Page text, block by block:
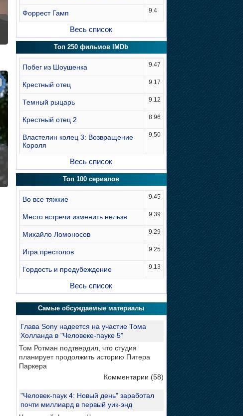
Форрест Гамп 9.4
Весь список
Топ 250 фильмов IMDb
Побег из Шоушенка 9.47
Крестный отец 9.17
Темный рыцарь 9.12
Крестный отец 2 8.96
Властелин колец 3: Возвращение
Короля
9.50
Весь список
Топ 100 сериалов
Во все тяжкие 9.45
Место встречи изменить нельзя 9.39
Михайло Ломоносов 9.29
Игра престолов 9.25
Гордость и предубеждение 9.13
Весь список
Самые обсуждаемые материалы
Глава Sony надеется на участие Тома
Холланда в "Человеке-пауке 5"
Том Ротман подтвердил, что студия
планирует продолжить историю Питера
Паркера
Комментарии (58)
"Человек-паук 4: Новый день" заработал
почти миллиард в первый уик-энд